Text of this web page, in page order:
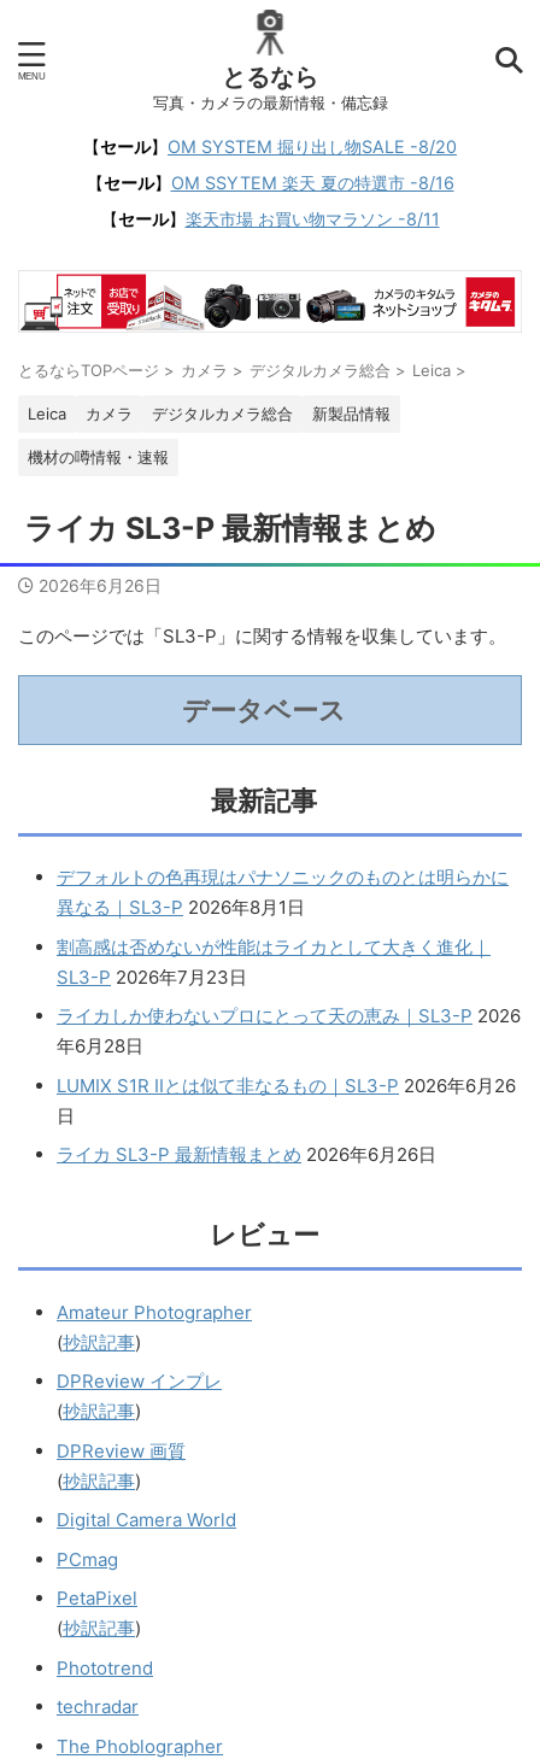
とるなら
写真・カメラの最新情報・備忘録
【セール】 OM SYSTEM 掘り出し物SALE -8/20
【セール】 OM SSYTEM 楽天 夏の特選市 -8/16
【セール】 楽天市場 お買い物マラソン -8/11
とるならTOPページ > カメラ > デジタルカメラ総合 > Leica >
Leica カメラ デジタルカメラ総合 新製品情報
機材の噂情報・速報
ライカ SL3-P 最新情報まとめ
2026年6月26日
このページでは「SL3-P」に関する情報を収集しています。
データベース
最新記事
デフォルトの色再現はパナソニックのものとは明らかに
異なる｜SL3-P 2026年8月1日
割高感は否めないが性能はライカとして大きく進化｜
SL3-P 2026年7月23日
ライカしか使わないプロにとって天の恵み｜SL3-P 2026
年6月28日
LUMIX S1R IIとは似て非なるもの｜SL3-P 2026年6月26
日
ライカ SL3-P 最新情報まとめ 2026年6月26日
レビュー
Amateur Photographer
(抄訳記事)
DPReview インプレ
(抄訳記事)
DPReview 画質
(抄訳記事)
Digital Camera World
PCmag
PetaPixel
(抄訳記事)
Phototrend
techradar
The Phoblographer